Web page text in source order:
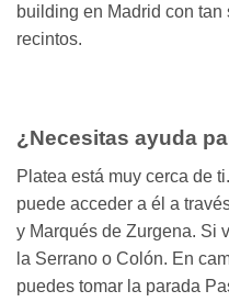
building en Madrid con
recintos.
¿Necesitas ayuda
Platea está muy cerca de
puede acceder a él a
y Marqués de Zurgena. Si
la Serrano o Colón. En
puedes tomar la parada